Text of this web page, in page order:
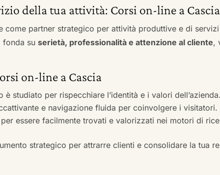
della tua attività: Corsi on-line a Cascia
come partner strategico per attività produttive e di
fonda suserietà, professionalità e attenzione al cliente,
on-line a Cascia
è studiato per rispecchiare l’identità e i valori
e navigazione fluida per coinvolgere i visitatori.
essere facilmente trovati e valorizzati nei motori di
strategico per attrarre clienti e consolidare la tua